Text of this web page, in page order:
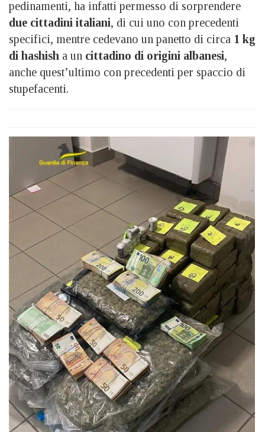
pedinamenti, ha infatti permesso di sorprendere
due cittadini italiani, di cui uno con precedenti
specifici, mentre cedevano un panetto di circa 1 kg
di hashish a un cittadino di origini albanesi,
anche quest’ultimo con precedenti per spaccio di
stupefacenti.